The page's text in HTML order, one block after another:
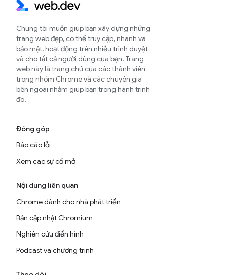
Chúng tôi muốn giúp bạn xây dựng những
trang web đẹp, có thể truy cập, nhanh và
bảo mật, hoạt động trên nhiều trình duyệt
và cho tất cả người dùng của bạn. Trang
web này là trang chủ của các thành viên
trong nhóm Chrome và các chuyên gia
bên ngoài nhằm giúp bạn trong hành trình
đó.
Đóng góp
Báo cáo lỗi
Xem các sự cố mở
Nội dung liên quan
Chrome dành cho nhà phát triển
Bản cập nhật Chromium
Nghiên cứu điển hình
Podcast và chương trình